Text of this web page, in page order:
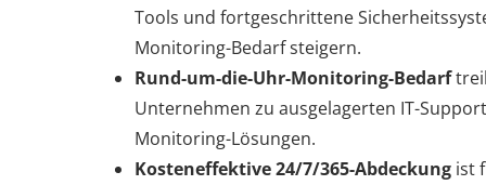
Tools und fortgeschrittene
Monitoring-Bedarf steigern.
Rund-um-die-Uhr-Monitoring-Bedarf
Unternehmen zu ausgelagerten IT-
Monitoring-Lösungen.
Kosteneffektive 24/7/365-Abdeckung ist